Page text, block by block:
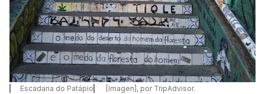
Escadaria do Patápio [Imagen], por TripAdvisor.